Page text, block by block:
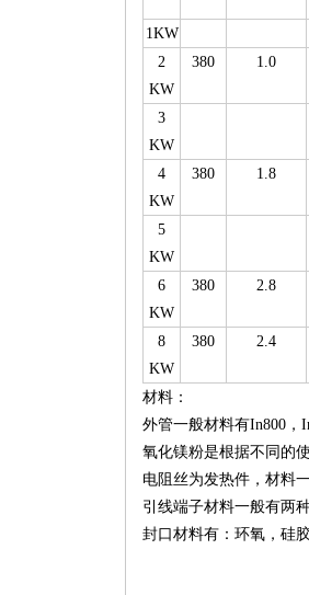
1KW
2
KW
380 1.0
3
KW
4
KW
380 1.8
5
KW
6
KW
380 2.8
8
KW
380 2.4
材料：
外管一般材料有In800，
氧化镁粉是根据不同的
电阻丝为发热件，材料
引线端子材料一般有两
封口材料有：环氧，硅